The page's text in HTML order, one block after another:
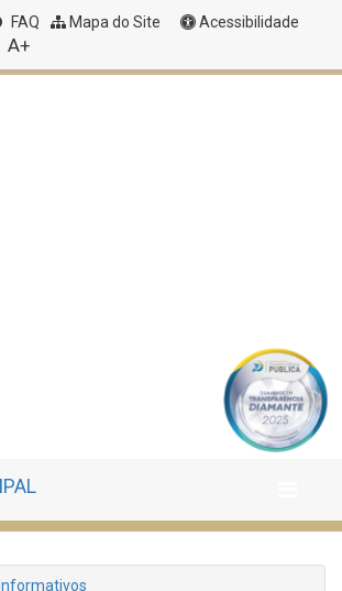
FAQ Mapa do Site
Acessibilidade
A+
Informativos